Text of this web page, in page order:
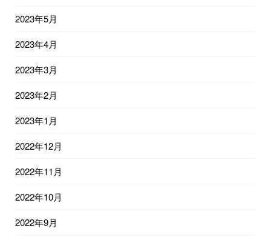
2023年5月
2023年4月
2023年3月
2023年2月
2023年1月
2022年12月
2022年11月
2022年10月
2022年9月